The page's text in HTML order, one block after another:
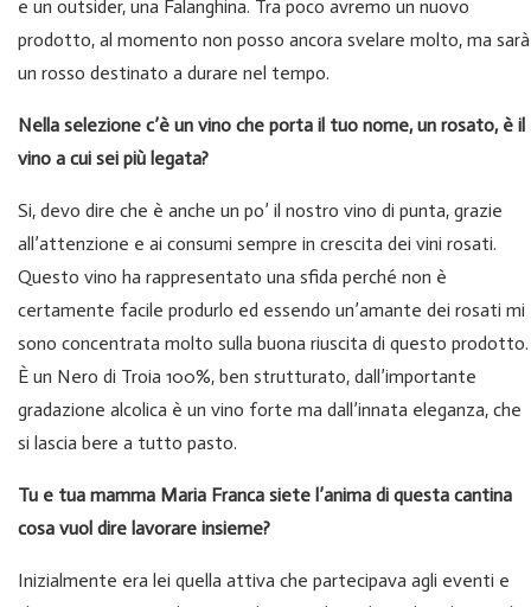
e un outsider, una Falanghina. Tra poco avremo un nuovo
prodotto, al momento non posso ancora svelare molto, ma sarà
un rosso destinato a durare nel tempo.
Nella selezione c’è un vino che porta il tuo nome, un rosato, è il
vino a cui sei più legata?
Si, devo dire che è anche un po’ il nostro vino di punta, grazie
all’attenzione e ai consumi sempre in crescita dei vini rosati.
Questo vino ha rappresentato una sfida perché non è
certamente facile produrlo ed essendo un’amante dei rosati mi
sono concentrata molto sulla buona riuscita di questo prodotto.
È un Nero di Troia 100%, ben strutturato, dall’importante
gradazione alcolica è un vino forte ma dall’innata eleganza, che
si lascia bere a tutto pasto.
Tu e tua mamma Maria Franca siete l’anima di questa cantina
cosa vuol dire lavorare insieme?
Inizialmente era lei quella attiva che partecipava agli eventi e